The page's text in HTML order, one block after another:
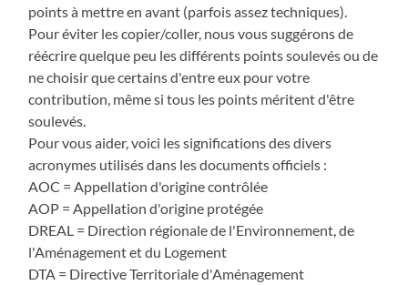
points à mettre en avant (parfois assez techniques).
Pour éviter les copier/coller, nous vous suggérons de
réécrire quelque peu les différents points soulevés ou de
ne choisir que certains d'entre eux pour votre
contribution, même si tous les points méritent d'être
soulevés.
Pour vous aider, voici les significations des divers
acronymes utilisés dans les documents officiels :
AOC = Appellation d'origine contrôlée
AOP = Appellation d'origine protégée
DREAL = Direction régionale de l'Environnement, de
l'Aménagement et du Logement
DTA = Directive Territoriale d'Aménagement